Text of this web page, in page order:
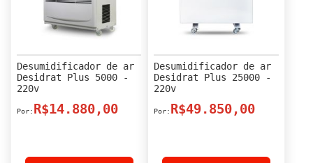
Desumidificador de ar
Desidrat Plus 5000 -
220v
R$14.880,00
Desumidificador de ar
Desidrat Plus 25000 -
220v
R$49.850,00